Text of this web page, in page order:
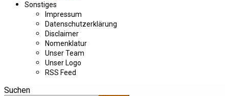
Sonstiges
Impressum
Datenschutzerklärung
Disclaimer
Nomenklatur
Unser Team
Unser Logo
RSS Feed
Suchen